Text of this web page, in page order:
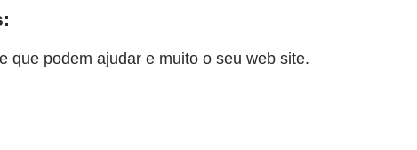
que podem ajudar e muito o seu web site.